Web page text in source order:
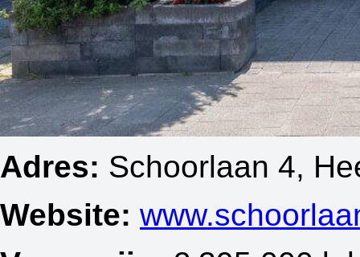
Adres: Schoorlaan 4,
Website: